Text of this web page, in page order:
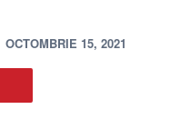
OCTOMBRIE 15, 2021